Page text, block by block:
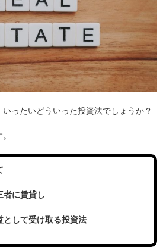
ったいどういった投資法でしょうか？
者に賃貸し
として受け取る投資法